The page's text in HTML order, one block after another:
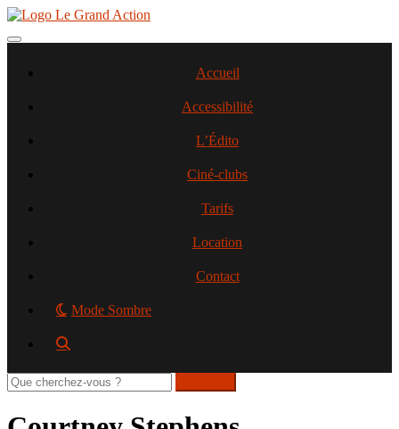
Aller
contenu
Toggle navigation
Accueil
Accessibilité
L’Édito
Ciné-clubs
Tarifs
Location
Contact
Mode Sombre
Rechercher
sur